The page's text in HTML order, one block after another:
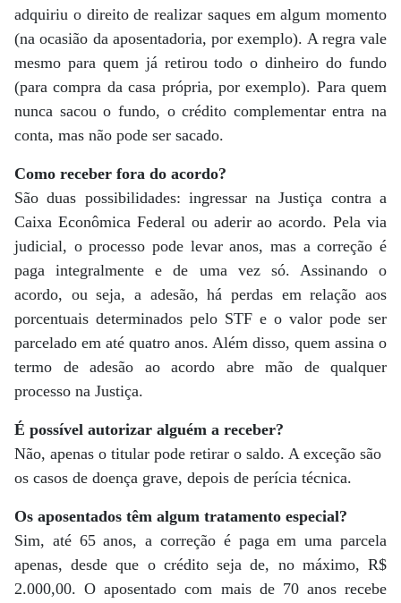
adquiriu o direito de realizar saques em algum momento
(na ocasião da aposentadoria, por exemplo). A regra vale
mesmo para quem já retirou todo o dinheiro do fundo
(para compra da casa própria, por exemplo). Para quem
nunca sacou o fundo, o crédito complementar entra na
conta, mas não pode ser sacado.
Como receber fora do acordo?
São duas possibilidades: ingressar na Justiça contra a
Caixa Econômica Federal ou aderir ao acordo. Pela via
judicial, o processo pode levar anos, mas a correção é
paga integralmente e de uma vez só. Assinando o
acordo, ou seja, a adesão, há perdas em relação aos
porcentuais determinados pelo STF e o valor pode ser
parcelado em até quatro anos. Além disso, quem assina o
termo de adesão ao acordo abre mão de qualquer
processo na Justiça.
É possível autorizar alguém a receber?
Não, apenas o titular pode retirar o saldo. A exceção são
os casos de doença grave, depois de perícia técnica.
Os aposentados têm algum tratamento especial?
Sim, até 65 anos, a correção é paga em uma parcela
apenas, desde que o crédito seja de, no máximo, R$
2.000,00. O aposentado com mais de 70 anos recebe